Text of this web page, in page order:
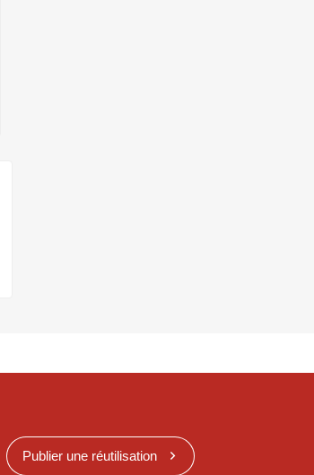
Publier une réutilisation